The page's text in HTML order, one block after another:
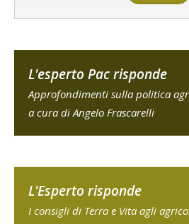
L'esperto Pac risponde
Approfondimenti sulla politica
a cura di Angelo Frascarelli
L'Esperto risponde
I consigli di Terra e Vita agli